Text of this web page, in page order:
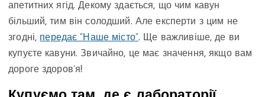
апетитних ягід. Декому здається, що чим кавун
більший, тим він солодший. Але експерти з цим не
згодні, передає “Наше місто“. Ще важливіше, де ви
купуєте кавуни. Звичайно, це має значення, якщо вам
дороге здоров’я!